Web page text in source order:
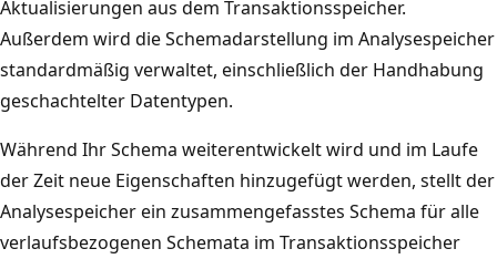
Aktualisierungen aus dem Transaktionsspeicher.
Außerdem wird die Schemadarstellung im Analysespeicher
standardmäßig verwaltet, einschließlich der Handhabung
geschachtelter Datentypen.
Während Ihr Schema weiterentwickelt wird und im Laufe
der Zeit neue Eigenschaften hinzugefügt werden, stellt der
Analysespeicher ein zusammengefasstes Schema für alle
verlaufsbezogenen Schemata im Transaktionsspeicher